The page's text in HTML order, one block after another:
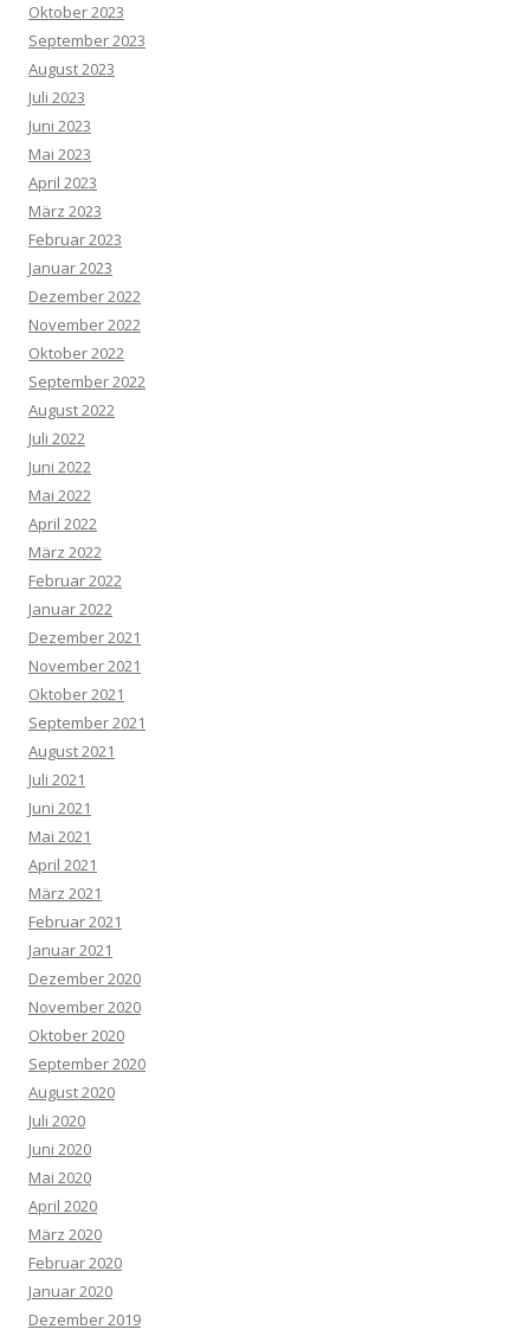
Oktober 2023
September 2023
August 2023
Juli 2023
Juni 2023
Mai 2023
April 2023
März 2023
Februar 2023
Januar 2023
Dezember 2022
November 2022
Oktober 2022
September 2022
August 2022
Juli 2022
Juni 2022
Mai 2022
April 2022
März 2022
Februar 2022
Januar 2022
Dezember 2021
November 2021
Oktober 2021
September 2021
August 2021
Juli 2021
Juni 2021
Mai 2021
April 2021
März 2021
Februar 2021
Januar 2021
Dezember 2020
November 2020
Oktober 2020
September 2020
August 2020
Juli 2020
Juni 2020
Mai 2020
April 2020
März 2020
Februar 2020
Januar 2020
Dezember 2019